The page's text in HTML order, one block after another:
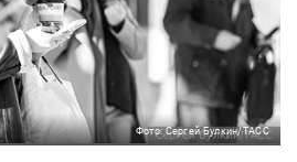
Фото: Сергей Булкин/ТАСС